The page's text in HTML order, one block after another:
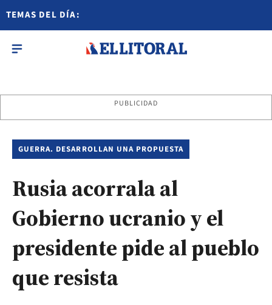
TEMAS DEL DÍA:
PUBLICIDAD
GUERRA. DESARROLLAN UNA PROPUESTA
Rusia acorrala al
Gobierno ucranio y el
presidente pide al pueblo
que resista